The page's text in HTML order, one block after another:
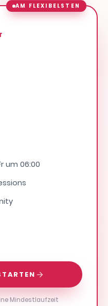
AM FLEXIBELSTEN
um 06:00
Mindestlaufzeit